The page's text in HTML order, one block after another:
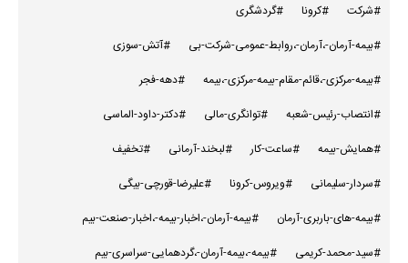
#شرکت
#کرونا
#گردشگری
#بیمه-آرمان-،آرمان-،روابط-عمومی-شرکت-بی
#آتش-سوزی
#بیمه-مرکزی-،قائم-مقام-بیمه-مرکزی-،بیمه
#دهه-فجر
#انتصاب-رئیس-شعبه
#توانگری-مالی
#دکتر-داود-الماسی
#همایش-بیمه
#ساعت-کار #لبخند-آرمانی
#تخفیف
#سردار-سلیمانی
#ویروس-کرونا
#علیرضا-قورچی-بیگی
#بیمه-های-باربری-آرمان
#بیمه-آرمان-،اخبار-بیمه-،اخبار-صنعت-بیم
#سید-محمد-کریمی
#بیمه-،بیمه-آرمان-،گردهمایی-سراسری-بیم